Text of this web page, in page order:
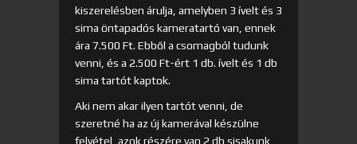
kiszerelésben árulja, amelyben 3 ívelt és 3
sima öntapadós kameratartó van, ennek
ára 7.500 Ft. Ebből a csomagból tudunk
venni, és a 2.500 Ft-ért 1 db. ívelt és 1 db
sima tartót kaptok.
Aki nem akar ilyen tartót venni, de
szeretné ha az új kamerával készülne
felvétel, azok részére van 2 db sisakunk,